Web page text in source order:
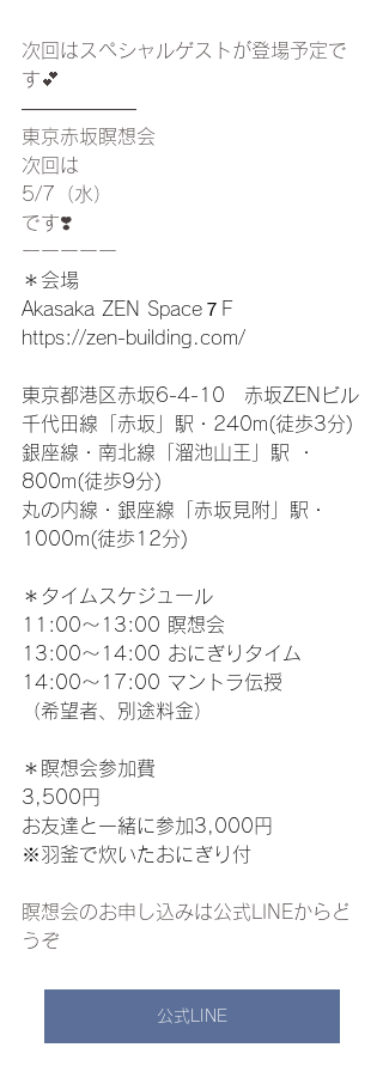
次回はスペシャルゲストが登場予定で
す💕
——————
東京赤坂瞑想会
次回は
5/7（水）
です❣️
ーーーーー
＊会場
Akasaka ZEN Space７F
https://zen-building.com/
東京都港区赤坂6-4-10　赤坂ZENビル
千代田線「赤坂」駅・240m(徒歩3分)
銀座線・南北線「溜池山王」駅 ・
800m(徒歩9分)
丸の内線・銀座線「赤坂見附」駅・
1000m(徒歩12分)
＊タイムスケジュール
11:00〜13:00 瞑想会
13:00〜14:00 おにぎりタイム
14:00〜17:00 マントラ伝授
（希望者、別途料金）
＊瞑想会参加費
3,500円
お友達と一緒に参加3,000円
※羽釜で炊いたおにぎり付
瞑想会のお申し込みは公式LINEからど
うぞ
公式LINE